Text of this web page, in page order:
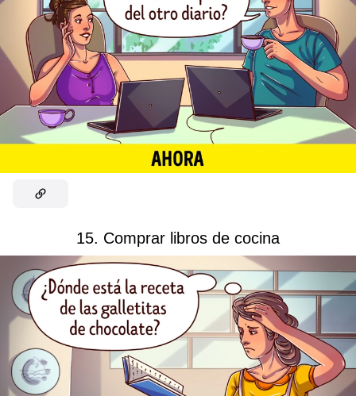
15. Comprar libros de cocina